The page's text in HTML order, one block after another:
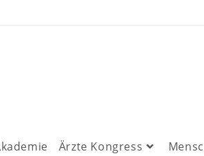
Ärzte Kongress